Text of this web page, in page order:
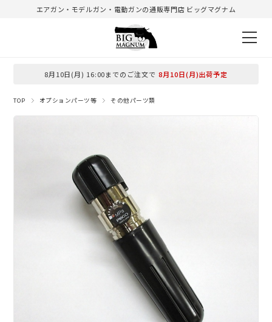
エアガン・モデルガン・電動ガンの通販専門店 ビッグマグナム
8月10日(月) 16:00までのご注文で 8月10日(月)出荷予定
TOP オプションパーツ等 その他パーツ類